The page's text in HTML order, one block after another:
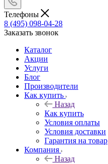
Телефоны
8 (495) 098-04-28
Заказать звонок
Каталог
Акции
Услуги
Блог
Производители
Как купить
Назад
Как купить
Условия оплаты
Условия доставки
Гарантия на товар
Компания
Назад